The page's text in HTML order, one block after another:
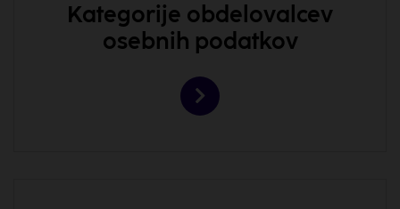
Kategorije obdelovalcev
osebnih podatkov